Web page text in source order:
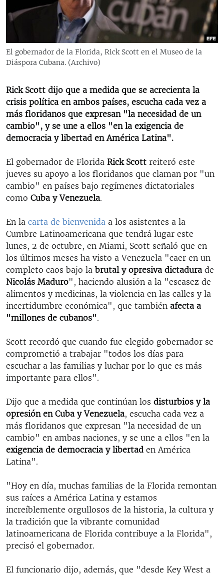
RADIO MARTÍ
ESPECIALES
LA REALIDAD DE LA VIVIENDA EN CUBA
KENTU-CUBANO
LOS SANTOS DE HIALEAH
DESINFORMACIÓN RUSA EN AMÉRICA LATINA
MULTIMEDIA
EDITORIALES
SÍGUENOS
El gobernador de la Florida, Rick Scott en el Museo de la
Diáspora Cubana. (Archivo)
Rick Scott dijo que a medida que se acrecienta la
crisis política en ambos países, escucha cada vez a
más floridanos que expresan "la necesidad de un
cambio", y se une a ellos "en la exigencia de
democracia y libertad en América Latina".
El gobernador de Florida Rick Scott reiteró este
jueves su apoyo a los floridanos que claman por "un
cambio" en países bajo regímenes dictatoriales
como Cuba y Venezuela.
En la carta de bienvenida a los asistentes a la
Cumbre Latinoamericana que tendrá lugar este
lunes, 2 de octubre, en Miami, Scott señaló que en
los últimos meses ha visto a Venezuela "caer en un
completo caos bajo la brutal y opresiva dictadura de
Nicolás Maduro", haciendo alusión a la "escasez de
alimentos y medicinas, la violencia en las calles y la
incertidumbre económica", que también afecta a
"millones de cubanos".
Scott recordó que cuando fue elegido gobernador se
comprometió a trabajar "todos los días para
escuchar a las familias y luchar por lo que es más
importante para ellos".
Dijo que a medida que continúan los disturbios y la
opresión en Cuba y Venezuela, escucha cada vez a
más floridanos que expresan "la necesidad de un
cambio" en ambas naciones, y se une a ellos "en la
exigencia de democracia y libertad en América
Latina".
"Hoy en día, muchas familias de la Florida remontan
sus raíces a América Latina y estamos
increíblemente orgullosos de la historia, la cultura y
la tradición que la vibrante comunidad
latinoamericana de Florida contribuye a la Florida",
precisó el gobernador.
El funcionario dijo, además, que "desde Key West a